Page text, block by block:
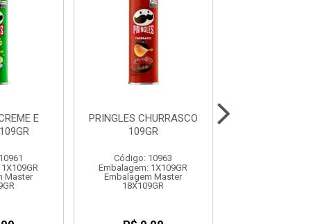
E
Master
PRINGLES CHURRASCO
109GR
Código: 10963
Embalagem: 1X109GR
Embalagem Master
18X109GR